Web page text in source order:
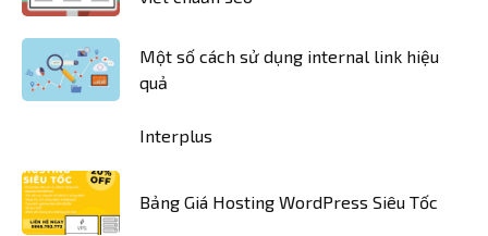
Một số cách sử dụng internal link hiệu
quả
Interplus
Bảng Giá Hosting WordPress Siêu Tốc